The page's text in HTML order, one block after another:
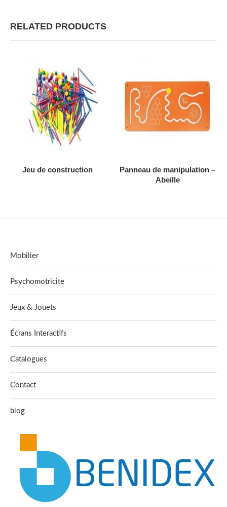
RELATED PRODUCTS
AJOUTER AU DEVIS
Jeu de construction AJOUTER AU DEVIS
Panneau de manipulation –
Abeille
Mobilier
Psychomotricite
Jeux & Jouets
Écrans Interactifs
Catalogues
Contact
blog